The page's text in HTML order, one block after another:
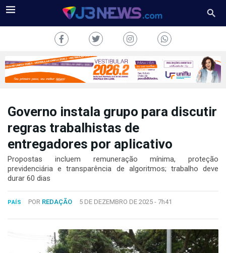
COLUNAS
CONOSCO
2024
Desenvolvido
Governo instala grupo para discutir
regras trabalhistas de
entregadores por aplicativo
Propostas incluem remuneração mínima, proteção
previdenciária e transparência de algoritmos; trabalho deve
durar 60 dias
PAÍS POR REDAÇÃO 5 DE DEZEMBRO DE 2025 - 7h41